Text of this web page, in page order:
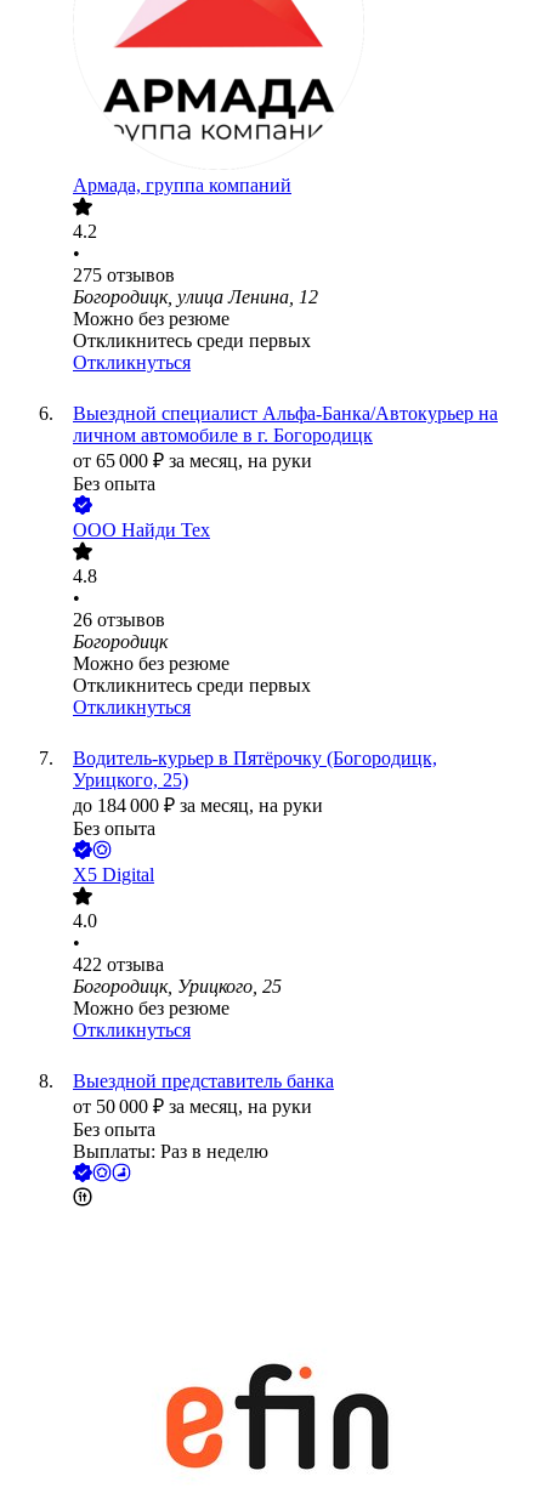
Армада, группа компаний
4.2
•
275 отзывов
Богородицк, улица Ленина, 12
Можно без резюме
Откликнитесь среди первых
Откликнуться
Выездной специалист Альфа-Банка/Автокурьер на
личном автомобиле в г. Богородицк
от 65 000 ₽ за месяц, на руки
Без опыта
ООО Найди Тех
4.8
•
26 отзывов
Богородицк
Можно без резюме
Откликнитесь среди первых
Откликнуться
Водитель-курьер в Пятёрочку (Богородицк,
Урицкого, 25)
до 184 000 ₽ за месяц, на руки
Без опыта
X5 Digital
4.0
•
422 отзыва
Богородицк, Урицкого, 25
Можно без резюме
Откликнуться
Выездной представитель банка
от 50 000 ₽ за месяц, на руки
Без опыта
Выплаты: Раз в неделю